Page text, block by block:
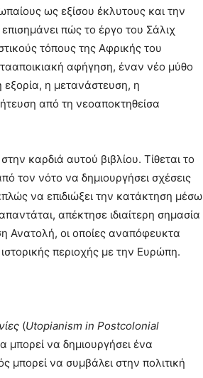
ως εξίσου έκλυτους και την
επισημάνει πώς το έργο του Σάλιχ
τόπους της Αφρικής του
αφήγηση, έναν νέο μύθο
εξορία, η μετανάστευση, η
από τη νεοαποκτηθείσα
καρδιά αυτού βιβλίου. Τίθεται το
τον νότο να δημιουργήσει σχέσεις
να επιδιώξει την κατάκτηση μέσω
απέκτησε ιδιαίτερη σημασία
Ανατολή, οι οποίες αναπόφευκτα
περιοχής με την Ευρώπη.
(Utopianism in Postcolonial
να δημιουργήσει ένα
μπορεί να συμβάλει στην πολιτική